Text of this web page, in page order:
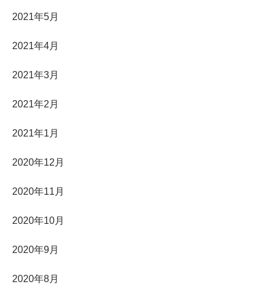
2021年5月
2021年4月
2021年3月
2021年2月
2021年1月
2020年12月
2020年11月
2020年10月
2020年9月
2020年8月